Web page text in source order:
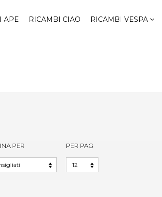
VALIDI SOLO ONLINE
APE RICAMBI CIAO RICAMBI VESPA
PER PER PAG